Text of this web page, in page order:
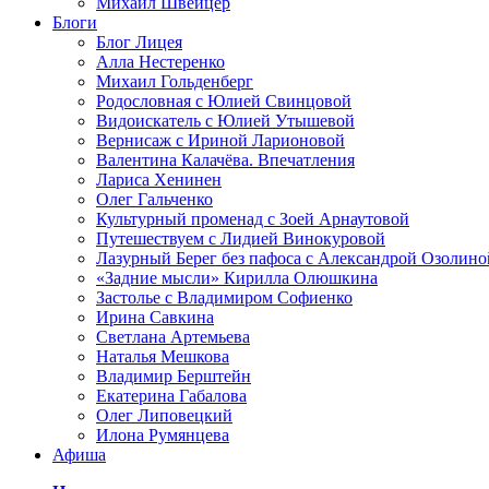
Блоги
Блог Лицея
Алла Нестеренко
Михаил Гольденберг
Родословная с Юлией Свинцовой
Видоискатель с Юлией Утышевой
Вернисаж с Ириной Ларионовой
Валентина Калачёва. Впечатления
Лариса Хенинен
Олег Гальченко
Культурный променад с Зоей Арнаутовой
Путешествуем с Лидией Винокуровой
Лазурный Берег без пафоса с Александрой
«Задние мысли» Кирилла Олюшкина
Застолье с Владимиром Софиенко
Ирина Савкина
Светлана Артемьева
Наталья Мешкова
Владимир Берштейн
Екатерина Габалова
Олег Липовецкий
Илона Румянцева
Афиша